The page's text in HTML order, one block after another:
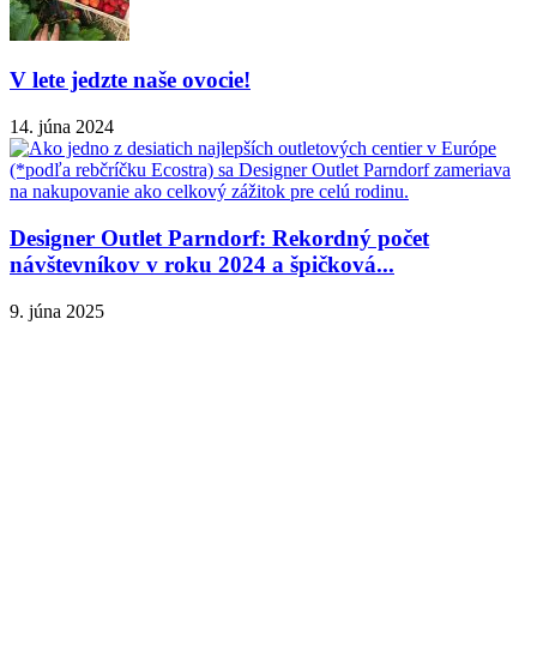
V lete jedzte naše ovocie!
14. júna 2024
Designer Outlet Parndorf: Rekordný počet
návštevníkov v roku 2024 a špičková...
9. júna 2025